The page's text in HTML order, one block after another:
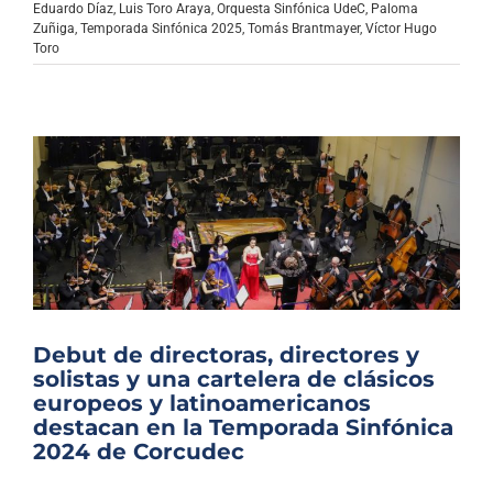
Eduardo Díaz, Luis Toro Araya, Orquesta Sinfónica UdeC, Paloma
Zuñiga, Temporada Sinfónica 2025, Tomás Brantmayer, Víctor Hugo
Toro
Debut de directoras, directores y
solistas y una cartelera de clásicos
europeos y latinoamericanos
destacan en la Temporada Sinfónica
2024 de Corcudec